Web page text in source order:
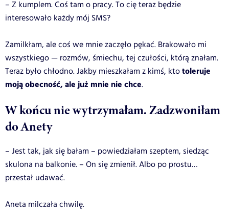
– Z kumplem. Coś tam o pracy. To cię teraz będzie
interesowało każdy mój SMS?
Zamilkłam, ale coś we mnie zaczęło pękać. Brakowało mi
wszystkiego — rozmów, śmiechu, tej czułości, którą znałam.
Teraz było chłodno. Jakby mieszkałam z kimś, ktotoleruje
moją obecność, ale już mnie nie chce.
W końcu nie wytrzymałam. Zadzwoniłam
do Anety
– Jest tak, jak się bałam – powiedziałam szeptem, siedząc
skulona na balkonie. – On się zmienił. Albo po prostu…
przestał udawać.
Aneta milczała chwilę.